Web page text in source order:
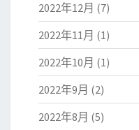
2022年12月 (7)
2022年11月 (1)
2022年10月 (1)
2022年9月 (2)
2022年8月 (5)